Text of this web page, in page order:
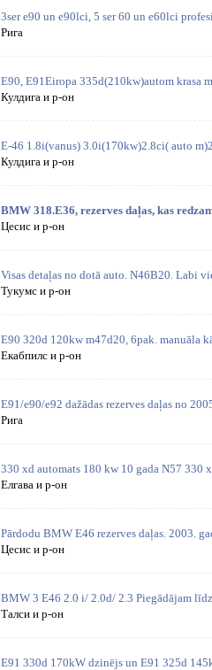
3ser e90 un e90lci, 5 ser 60 un e60lci
Рига
E90, E91Eiropa 335d(210kw)autom krasa
Кулдига и р-он
E-46 1.8i(vanus) 3.0i(170kw)2.8ci( auto
Кулдига и р-он
BMW 318.E36, rezerves daļas, kas
Цесис и р-он
Visas detaļas no dotā auto. N46B20. Labi
Тукумс и р-он
E90 320d 120kw m47d20, 6pak. manuāla
Екабпилс и р-он
E91/e90/e92 dažādas rezerves daļas no
Рига
330 xd automats 180 kw 10 gada N57 330
Елгава и р-он
Pārdodu BMW E46 rezerves daļas. 2003.
Цесис и р-он
BMW 3 E46 2.0 i/ 2.0d/ 2.3 Piegādājam
Талси и р-он
E91 330d 170kW dzinējs un E91 325d